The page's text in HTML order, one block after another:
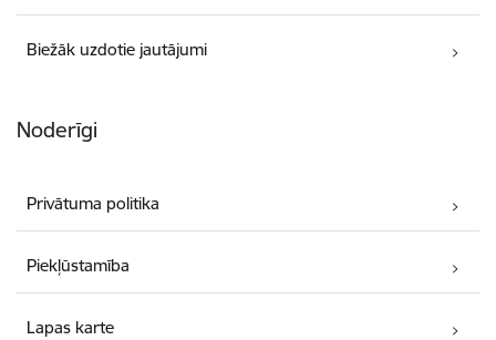
Biežāk uzdotie jautājumi
Noderīgi
Privātuma politika
Piekļūstamība
Lapas karte